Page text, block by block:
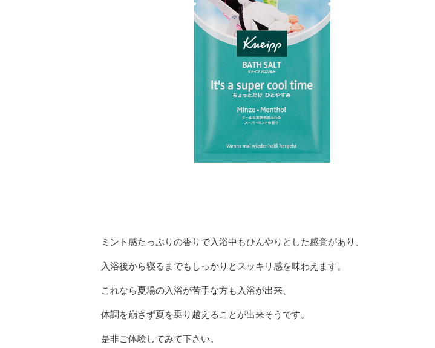
ミント感たっぷりの香りで入浴中もひんやりとした感覚があり、
入浴後から寝るまでもしっかりとスッキリ感を味わえます。
これなら夏場の入浴が苦手な方も入浴が出来、
体調を崩さず夏を乗り越えることが出来そうです。
是非ご体験してみて下さい。